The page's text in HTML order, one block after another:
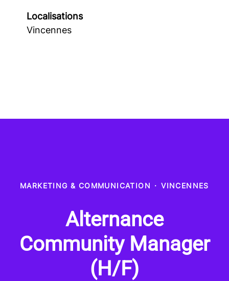
Localisations
Vincennes
MARKETING & COMMUNICATION · VINCENNES
Alternance
Community Manager
(H/F)